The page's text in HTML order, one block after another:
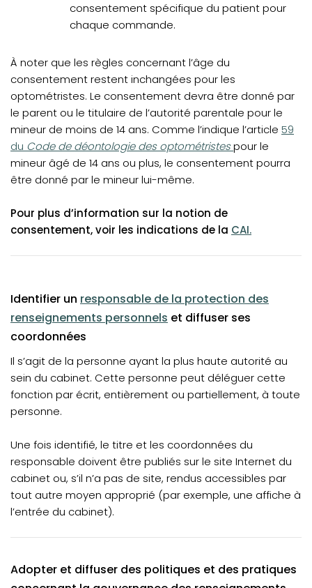
consentement spécifique du patient pour
chaque commande.
À noter que les règles concernant l’âge du
consentement restent inchangées pour les
optométristes. Le consentement devra être donné par
le parent ou le titulaire de l’autorité parentale pour le
mineur de moins de 14 ans. Comme l’indique l’article 59
du Code de déontologie des optométristespour le
mineur âgé de 14 ans ou plus, le consentement pourra
être donné par le mineur lui-même.
Pour plus d’information sur la notion de
consentement, voir les indications de la (opens in a
CAI.
Identifier un (opens in a new tab)
responsable de la protection des
renseignements personnels et diffuser ses
coordonnées
Il s’agit de la personne ayant la plus haute autorité au
sein du cabinet. Cette personne peut déléguer cette
fonction par écrit, entièrement ou partiellement, à toute
personne.
Une fois identifié, le titre et les coordonnées du
responsable doivent être publiés sur le site Internet du
cabinet ou, s’il n’a pas de site, rendus accessibles par
tout autre moyen approprié (par exemple, une affiche à
l’entrée du cabinet).
Adopter et diffuser des politiques et des pratiques